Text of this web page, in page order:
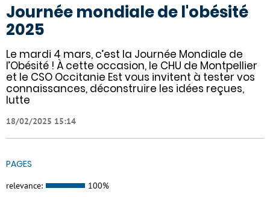
Journée mondiale de l'obésité
2025
Le mardi 4 mars, c’est la Journée Mondiale de
l’Obésité ! À cette occasion, le CHU de Montpellier
et le CSO Occitanie Est vous invitent à tester vos
connaissances, déconstruire les idées reçues,
lutte
18/02/2025 15:14
PAGES
relevance: 100%